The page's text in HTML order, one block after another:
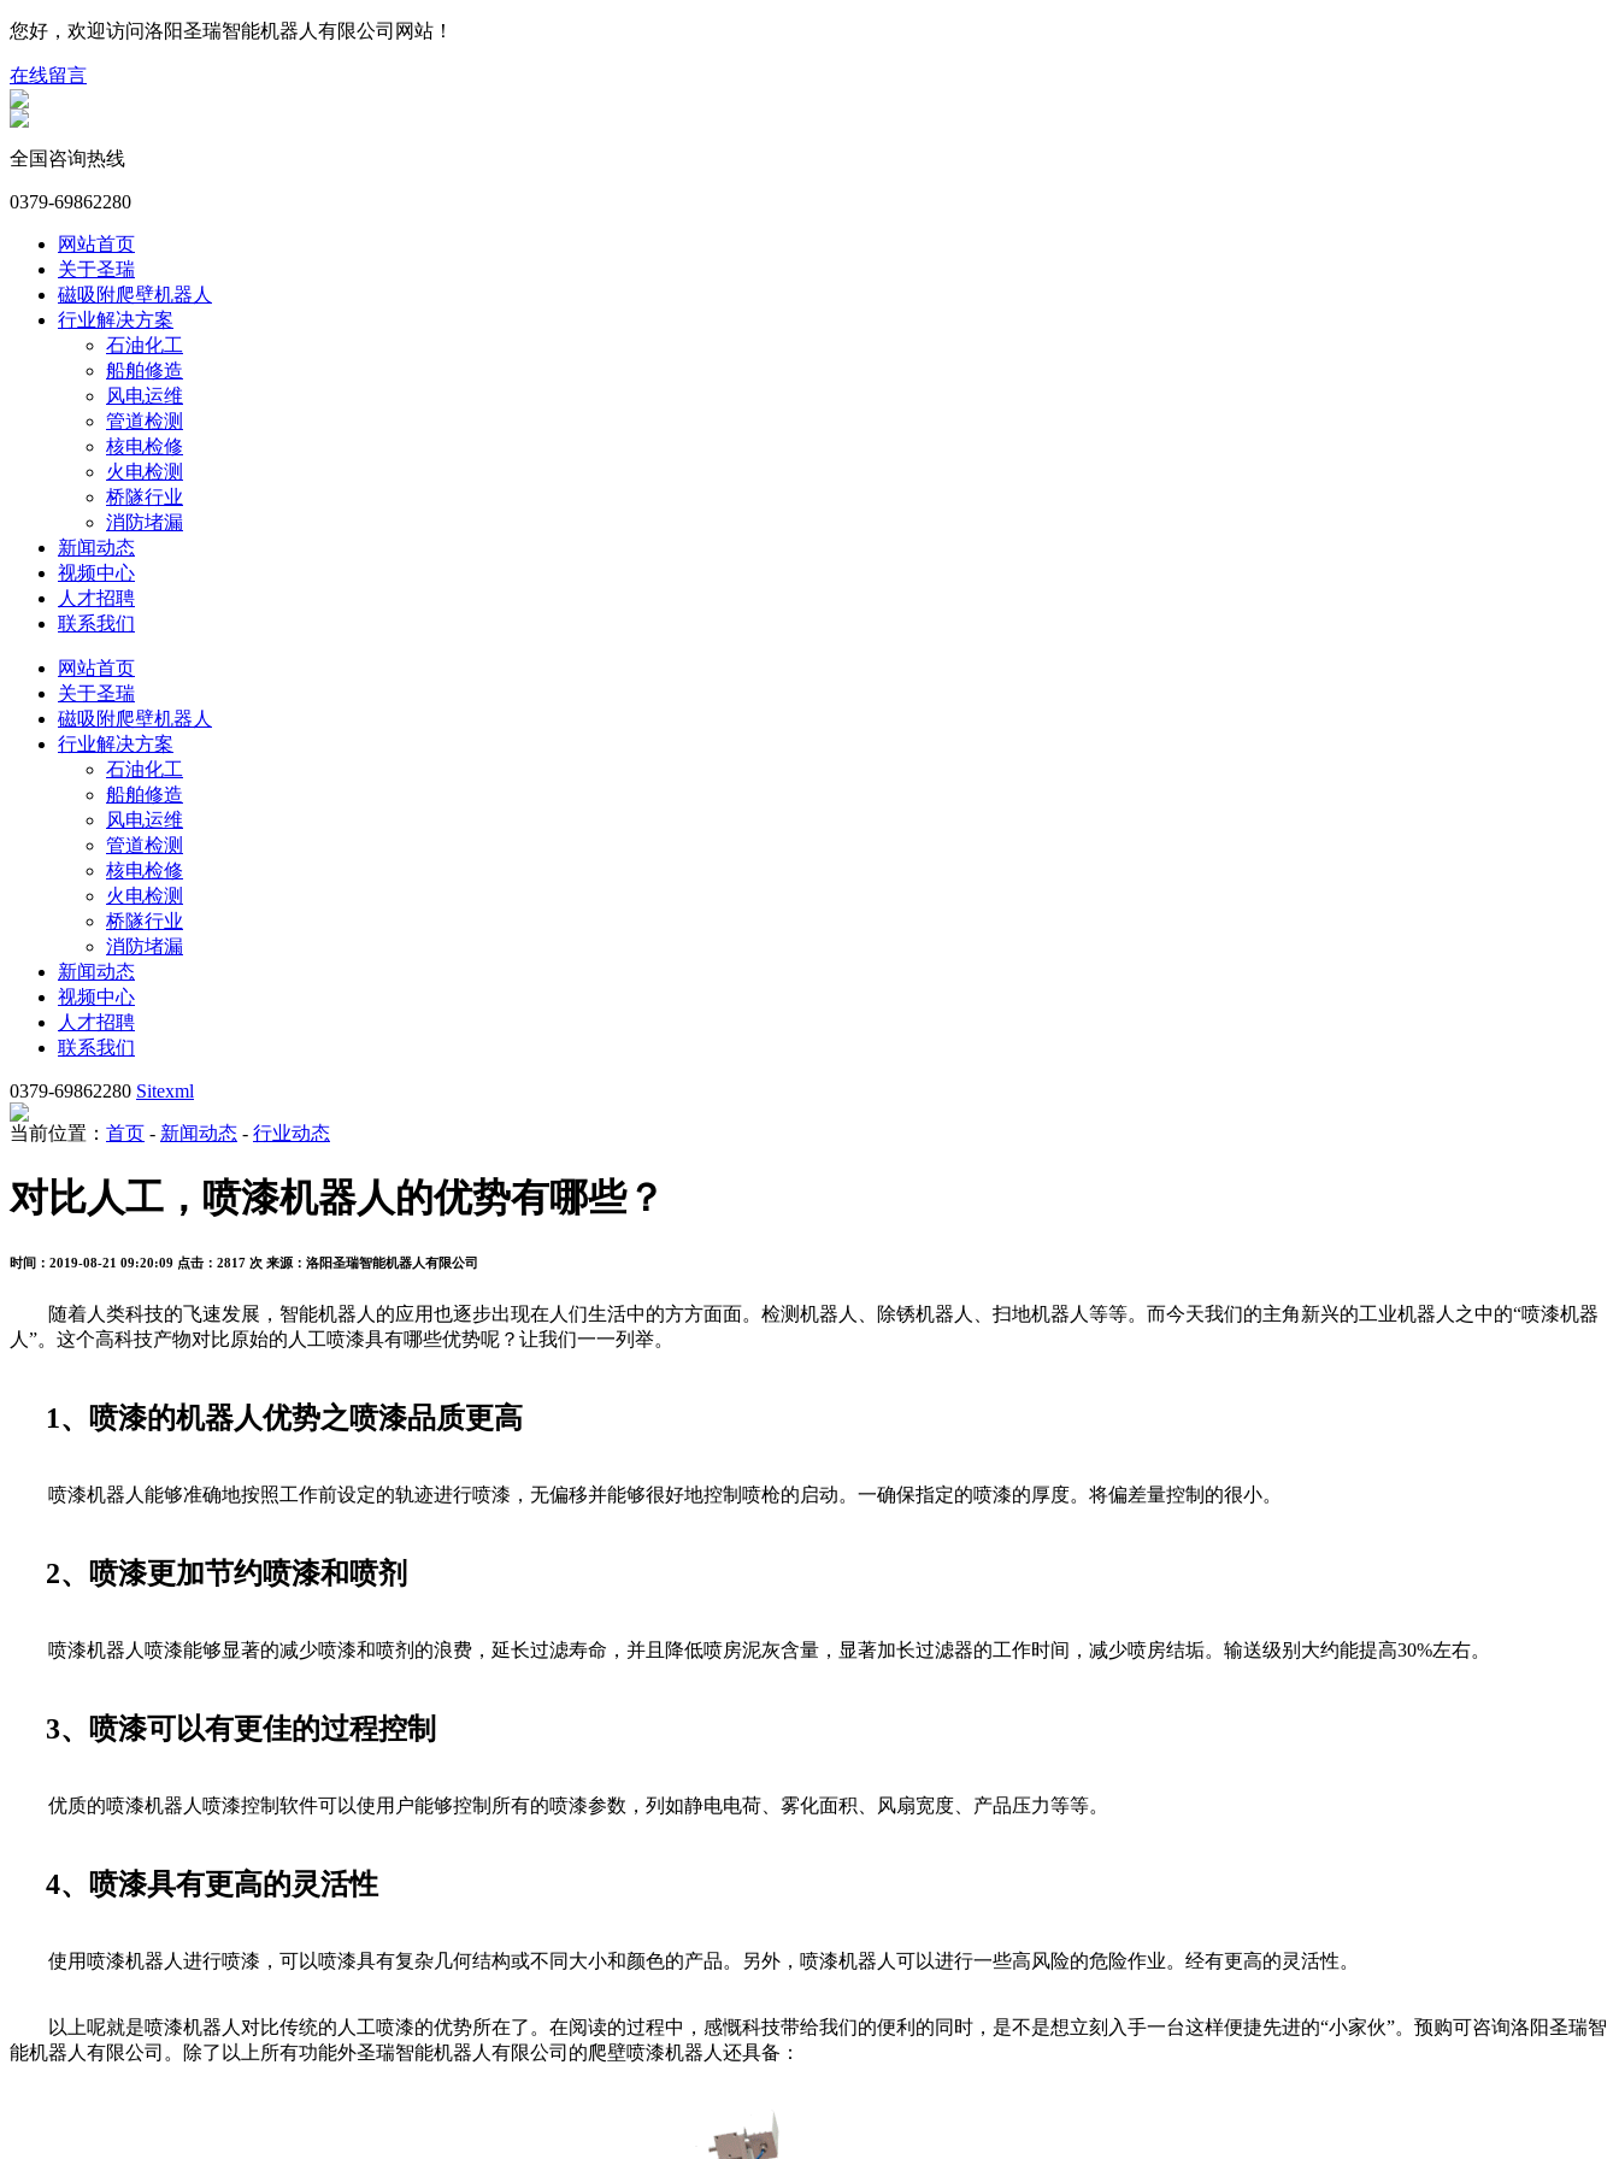
您好，欢迎访问洛阳圣瑞智能机器人有限公司网站！
在线留言
全国咨询热线
0379-69862280
网站首页
关于圣瑞
磁吸附爬壁机器人
行业解决方案
石油化工
船舶修造
风电运维
管道检测
核电检修
火电检测
桥隧行业
消防堵漏
新闻动态
视频中心
人才招聘
联系我们
网站首页
关于圣瑞
磁吸附爬壁机器人
行业解决方案
石油化工
船舶修造
风电运维
管道检测
核电检修
火电检测
桥隧行业
消防堵漏
新闻动态
视频中心
人才招聘
联系我们
0379-69862280 Sitexml
当前位置： 首页 - 新闻动态 - 行业动态
对比人工，喷漆机器人的优势有哪些？
时间：2019-08-21 09:20:09 点击：2817 次 来源：洛阳圣瑞智能机器人有限公司
随着人类科技的飞速发展，智能机器人的应用也逐步出现在人们生活中的方方面面。检测机器人、除锈机器人、扫地机器人等等。而今天我们的主角新兴的工业机器人之中的“喷漆机器
人”。这个高科技产物对比原始的人工喷漆具有哪些优势呢？让我们一一列举。
1、喷漆的机器人优势之喷漆品质更高
喷漆机器人能够准确地按照工作前设定的轨迹进行喷漆，无偏移并能够很好地控制喷枪的启动。一确保指定的喷漆的厚度。将偏差量控制的很小。
2、喷漆更加节约喷漆和喷剂
喷漆机器人喷漆能够显著的减少喷漆和喷剂的浪费，延长过滤寿命，并且降低喷房泥灰含量，显著加长过滤器的工作时间，减少喷房结垢。输送级别大约能提高30%左右。
3、喷漆可以有更佳的过程控制
优质的喷漆机器人喷漆控制软件可以使用户能够控制所有的喷漆参数，列如静电电荷、雾化面积、风扇宽度、产品压力等等。
4、喷漆具有更高的灵活性
使用喷漆机器人进行喷漆，可以喷漆具有复杂几何结构或不同大小和颜色的产品。另外，喷漆机器人可以进行一些高风险的危险作业。经有更高的灵活性。
以上呢就是喷漆机器人对比传统的人工喷漆的优势所在了。在阅读的过程中，感慨科技带给我们的便利的同时，是不是想立刻入手一台这样便捷先进的“小家伙”。预购可咨询洛阳圣瑞智
能机器人有限公司。除了以上所有功能外圣瑞智能机器人有限公司的爬壁喷漆机器人还具备：